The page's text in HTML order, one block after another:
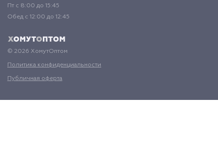
Пт с 8:00 до 15:45
Обед с 12:00 до 12:45
© 2026 ХомутОптом
Политика конфиденциальности
Публичная оферта